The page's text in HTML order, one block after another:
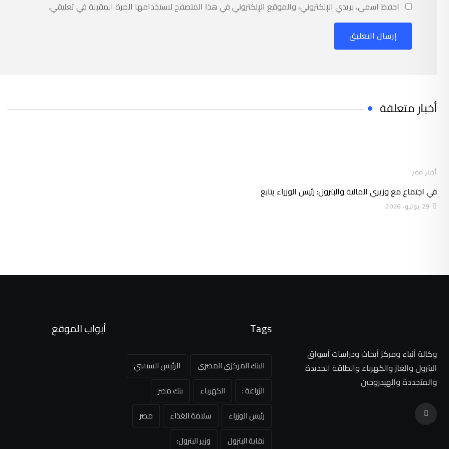
احفظ اسمي، بريدي الإلكتروني، والموقع الإلكتروني في هذا المتصفح لاستخدامها المرة المقبلة في تعليقي.
أخبار متعلقة
أخبار مصر
في اجتماع مع وزيري المالية والبترول: رئيس الوزراء يتابع
29 يوليو، 2026
وكالة أنباء ومركز أبحاث ودراسات أسواق
البترول والغاز والكهرباء والطاقة الجديدة
والمتجددة والهيدروجين
Tags
البنك المركزي المصري
الرئيس السيسي
الزراعة :
الكهرباء
بنك مصر
رئيس الوزراء
سلامة الغذاء
مصر
نقابة البترول
وزير البترول:
أبواب الموقع